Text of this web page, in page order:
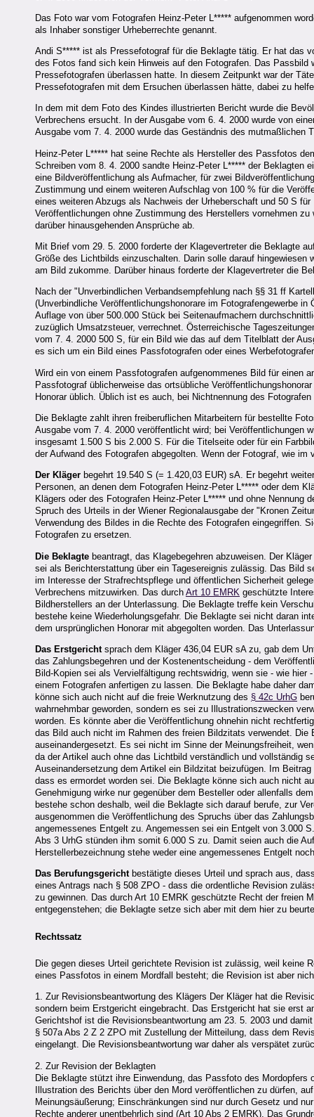
Das Foto war vom Fotografen Heinz-Peter L***** aufgenommen
als Inhaber sonstiger Urheberrechte genannt.
Andi S***** ist als Pressefotograf für die Beklagte tätig. Er hat das
des Fotos fand sich kein Hinweis auf den Fotografen. Das
Pressefotografen überlassen hatte. In diesem Zeitpunkt war der
Pressefotografen mit dem Ersuchen überlassen hätte, dabei zu
In dem mit dem Foto des Kindes illustrierten Bericht wurde die
Verbrechens ersucht. In der Ausgabe vom 6. 4. 2000 wurde von
Ausgabe vom 7. 4. 2000 wurde das Geständnis des mutmaßlichen
Heinz-Peter L***** hat seine Rechte als Hersteller des Passfotos
Schreiben vom 8. 4. 2000 sandte Heinz-Peter L***** der Beklagten
eine Bildveröffentlichung als Aufmacher, für zwei
Zustimmung und einem weiteren Aufschlag von 100 % für die
eines weiteren Abzugs als Nachweis der Urheberschaft und 50 S
Veröffentlichungen ohne Zustimmung des Herstellers vornehmen
darüber hinausgehenden Ansprüche ab.
Mit Brief vom 29. 5. 2000 forderte der Klagevertreter die Beklagte
Größe des Lichtbilds einzuschalten. Darin solle darauf
am Bild zukomme. Darüber hinaus forderte der Klagevertreter die
Nach der "Unverbindlichen Verbandsempfehlung nach §§ 31 ff
(Unverbindliche Veröffentlichungshonorare im Fotografengewerbe
Auflage von über 500.000 Stück bei Seitenaufmachern
zuzüglich Umsatzsteuer, verrechnet. Österreichische
vom 7. 4. 2000 500 S, für ein Bild wie das auf dem Titelblatt der
es sich um ein Bild eines Passfotografen oder eines
Wird ein von einem Passfotografen aufgenommenes Bild für einen
Passfotograf üblicherweise das ortsübliche
Honorar üblich. Üblich ist es auch, bei Nichtnennung des
Die Beklagte zahlt ihren freiberuflichen Mitarbeitern für bestellte
Ausgabe vom 7. 4. 2000 veröffentlicht wird; bei Veröffentlichungen
insgesamt 1.500 S bis 2.000 S. Für die Titelseite oder für ein
der Aufwand des Fotografen abgegolten. Wenn der Fotograf, wie
Der Kläger begehrt 19.540 S (= 1.420,03 EUR) sA. Er begehrt
Personen, an denen dem Fotografen Heinz-Peter L***** oder dem
Klägers oder des Fotografen Heinz-Peter L***** und ohne
Spruch des Urteils in der Wiener Regionalausgabe der "Kronen
Verwendung des Bildes in die Rechte des Fotografen eingegriffen.
Fotografen zu ersetzen.
Die Beklagte beantragt, das Klagebegehren abzuweisen. Der
sei als Berichterstattung über ein Tagesereignis zulässig. Das Bild
im Interesse der Strafrechtspflege und öffentlichen Sicherheit
Verbrechens mitzuwirken. Das durch Art 10 EMRK geschützte
Bildherstellers an der Unterlassung. Die Beklagte treffe kein
bestehe keine Wiederholungsgefahr. Die Beklagte sei nicht daran
dem ursprünglichen Honorar mit abgegolten worden. Das
Das Erstgericht sprach dem Kläger 436,04 EUR sA zu, gab dem
das Zahlungsbegehren und der Kostenentscheidung - dem
Bild-Kopien sei als Vervielfältigung rechtswidrig, wenn sie - wie
einem Fotografen anfertigen zu lassen. Die Beklagte habe daher
könne sich auch nicht auf die freie Werknutzung des § 42c UrhG
wahrnehmbar geworden, sondern es sei zu Illustrationszwecken
worden. Es könnte aber die Veröffentlichung ohnehin nicht
das Bild auch nicht im Rahmen des freien Bildzitats verwendet.
auseinandergesetzt. Es sei nicht im Sinne der Meinungsfreiheit,
da der Artikel auch ohne das Lichtbild verständlich und vollständig
Auseinandersetzung dem Artikel ein Bildzitat beizufügen. Im
dass es ermordet worden sei. Die Beklagte könne sich auch nicht
Genehmigung wirke nur gegenüber dem Besteller oder allenfalls
bestehe schon deshalb, weil die Beklagte sich darauf berufe, zur
ausgenommen die Veröffentlichung des Spruchs über das
angemessenes Entgelt zu. Angemessen sei ein Entgelt von 3.000
Abs 3 UrhG stünden ihm somit 6.000 S zu. Damit seien auch die
Herstellerbezeichnung stehe weder eine angemessenes Entgelt
Das Berufungsgerichtbestätigte dieses Urteil und sprach aus,
eines Antrags nach § 508 ZPO - dass die ordentliche Revision
zu gewinnen. Das durch Art 10 EMRK geschützte Recht der freien
entgegenstehen; die Beklagte setze sich aber mit dem hier zu
Rechtssatz
Die gegen dieses Urteil gerichtete Revision ist zulässig, weil keine
eines Passfotos in einem Mordfall besteht; die Revision ist aber
1. Zur Revisionsbeantwortung des Klägers Der Kläger hat die
sondern beim Erstgericht eingebracht. Das Erstgericht hat sie erst
Gerichtshof ist die Revisionsbeantwortung am 23. 5. 2003 und
§ 507a Abs 2 Z 2 ZPO mit Zustellung der Mitteilung, dass dem
eingelangt. Die Revisionsbeantwortung war daher als verspätet
2. Zur Revision der Beklagten
Die Beklagte stützt ihre Einwendung, das Passfoto des
Illustration des Berichts über den Mord veröffentlichen zu dürfen,
Meinungsäußerung; Einschränkungen sind nur durch Gesetz und
Rechte anderer unentbehrlich sind (Art 10 Abs 2 EMRK). Das